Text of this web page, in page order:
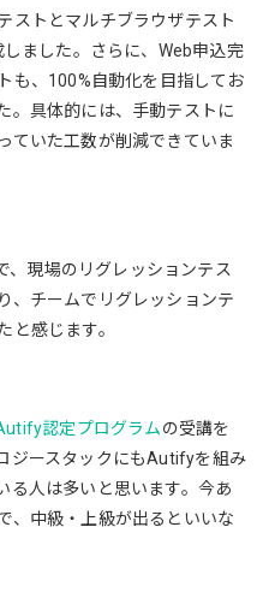
ストとマルチブラウザテスト
ました。さらに、Web申込完
も、100%自動化を目指してお
。具体的には、手動テストに
ていた工数が削減できていま
現場のリグレッションテス
、チームでリグレッションテ
と感じます。
認定プログラムの受講を
ジースタックにもAutifyを組み
る人は多いと思います。今あ
、中級・上級が出るといいな